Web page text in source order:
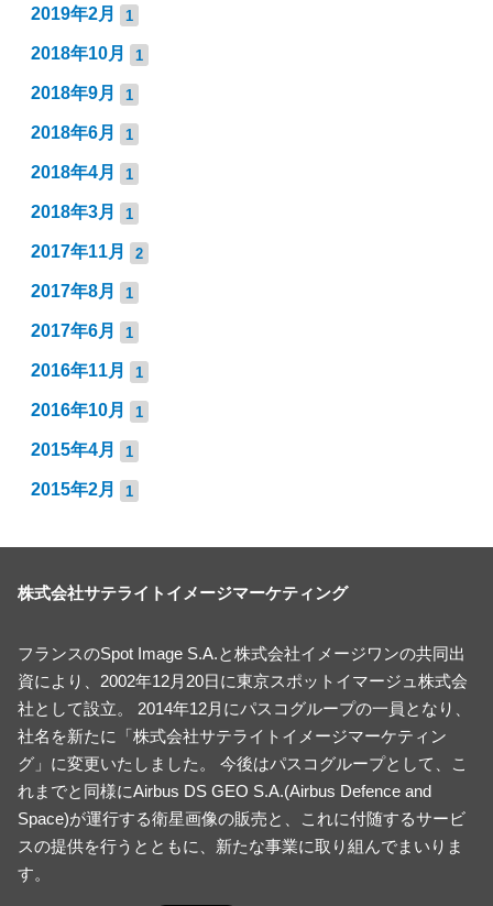
2019年2月 1
2018年10月 1
2018年9月 1
2018年6月 1
2018年4月 1
2018年3月 1
2017年11月 2
2017年8月 1
2017年6月 1
2016年11月 1
2016年10月 1
2015年4月 1
2015年2月 1
株式会社サテライトイメージマーケティング
フランスのSpot Image S.A.と株式会社イメージワンの共同出
資により、2002年12月20日に東京スポットイマージュ株式会
社として設立。 2014年12月にパスコグループの一員となり、
社名を新たに「株式会社サテライトイメージマーケティン
グ」に変更いたしました。 今後はパスコグループとして、こ
れまでと同様にAirbus DS GEO S.A.(Airbus Defence and
Space)が運行する衛星画像の販売と、これに付随するサービ
スの提供を行うとともに、新たな事業に取り組んでまいりま
す。